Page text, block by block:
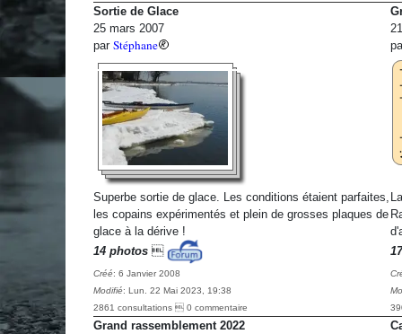
Sortie de Glace
25 mars 2007
par Stéphane
Superbe sortie de glace. Les conditions étaient parfaites,
les copains expérimentés et plein de grosses plaques de
glace à la dérive !
14 photos
Créé: 6 Janvier 2008
Modifié: Lun. 22 Mai 2023, 19:38
2861 consultations  0 commentaire
Grand rassemblement 2022